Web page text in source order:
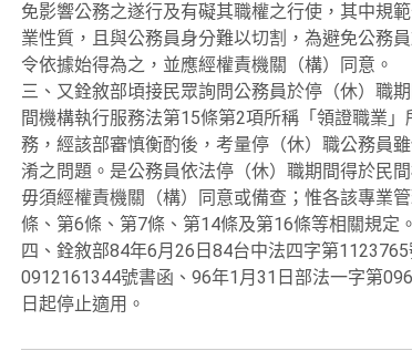
免影響公務之遂行及有礙其職權之行使，其中規
業性質，且與公務員身分難以切割，為避免公務
令依據始得為之，並應經權責機關（構）同意。
三、又銓敘部頃接民眾詢問公務員於停（休）職
間機構執行服務法第15條第2項所稱「領證職業」
務，經該部審慎衡酌後，考量停（休）職公務員
淆之問題。是公務員依法停（休）職期間得於民
毋須經權責機關（構）同意或備查；惟各該專業
條、第6條、第7條、第14條及第16條等相關規定。
四、銓敘部84年6月26日84台中法四字第
0912161344號書函、96年1月31日部法一字第
日起停止適用。